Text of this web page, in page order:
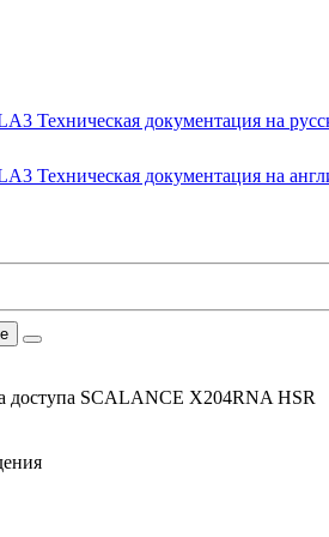
Техническая документация на
Техническая документация на
доступа SCALANCE X204RNA HSR